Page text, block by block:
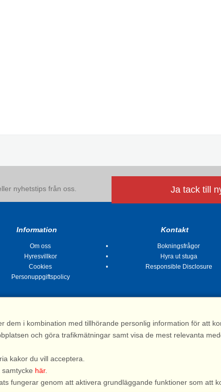
nyhetstips från oss. Ja tack till
Information
Om oss
Hyresvillkor
Cookies
Personuppgiftspolicy
Kontakt
Bokningsfrågor
Hyra ut stuga
Responsible Disclosure
Stugsommar |Kvarngatan 2, 311 32 Falkenberg | Sverige
i kombination med tillhörande personlig information för att
och göra trafikmätningar samt visa de mest relevanta
kakor du vill acceptera.
här.
fungerar genom att aktivera grundläggande funktioner som att